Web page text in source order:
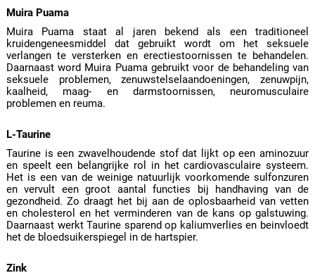
Muira Puama
Muira Puama staat al jaren bekend als een traditioneel
kruidengeneesmiddel dat gebruikt wordt om het seksuele
verlangen te versterken en erectiestoornissen te behandelen.
Daarnaast word Muira Puama gebruikt voor de behandeling van
seksuele problemen, zenuwstelselaandoeningen, zenuwpijn,
kaalheid, maag- en darmstoornissen, neuromusculaire
problemen en reuma.
L-Taurine
Taurine is een zwavelhoudende stof dat lijkt op een aminozuur
en speelt een belangrijke rol in het cardiovasculaire systeem.
Het is een van de weinige natuurlijk voorkomende sulfonzuren
en vervult een groot aantal functies bij handhaving van de
gezondheid. Zo draagt het bij aan de oplosbaarheid van vetten
en cholesterol en het verminderen van de kans op galstuwing.
Daarnaast werkt Taurine sparend op kaliumverlies en beinvloedt
het de bloedsuikerspiegel in de hartspier.
Zink